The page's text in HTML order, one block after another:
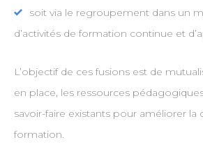
soit via le regroupement dans un
d’activités de formation continue et
L’objectif de ces fusions est de
en place, les ressources
savoir-faire existants pour améliorer la
formation.